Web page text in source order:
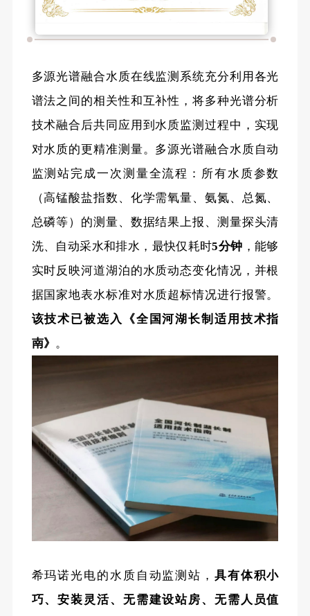
多源光谱融合水质在线监测系统充分利用各光
谱法之间的相关性和互补性，将多种光谱分析
技术融合后共同应用到水质监测过程中，实现
对水质的更精准测量。多源光谱融合水质自动
监测站完成一次测量全流程：所有水质参数
（高锰酸盐指数、化学需氧量、氨氮、总氮、
总磷等）的测量、数据结果上报、测量探头清
洗、自动采水和排水，最快仅耗时5分钟 ，能够
实时反映河道湖泊的水质动态变化情况，并根
据国家地表水标准对水质超标情况进行报警。
该技术已被选入《全国河湖长制适用技术指
南》 。
希玛诺光电的水质自动监测站， 具有体积小
巧、安装灵活、无需建设站房、无需人员值